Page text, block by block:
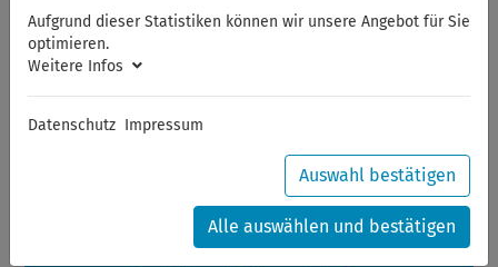
Schwere Schlag- und Zugringschlüssel
Sommerferien
zwischen 28.07.2026 und 21.08.2026 machen auch wir
Ihre Bestellungen in diesem Zeitraum werden ab dem
24.08.2026 verschickt.
Aufgrund dieser Statistiken können wir unsere Angebot für Sie
optimieren.
Weitere Infos
Datenschutz Impressum
Auswahl bestätigen
Alle auswählen und bestätigen